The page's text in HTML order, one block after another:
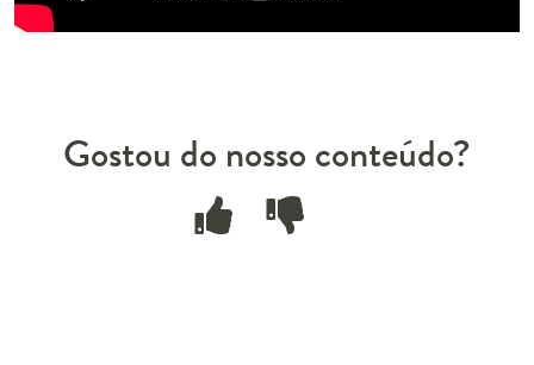
Gostou do nosso conteúdo?